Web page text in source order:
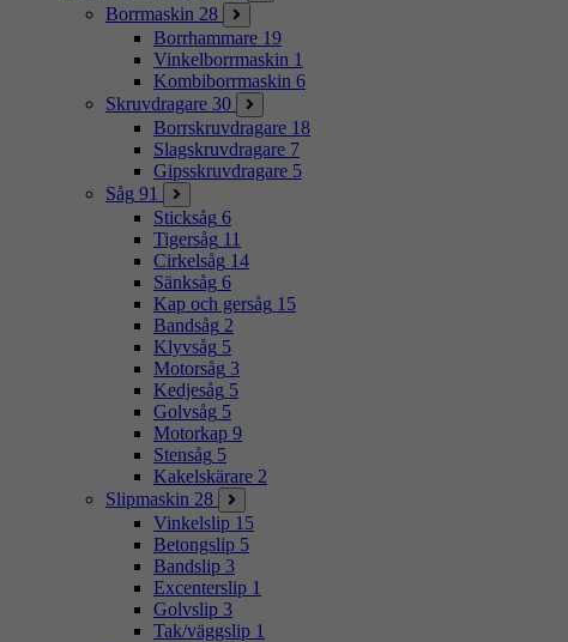
Borrmaskin 28
Borrhammare 19
Vinkelborrmaskin 1
Kombiborrmaskin 6
Skruvdragare 30
Borrskruvdragare 18
Slagskruvdragare 7
Gipsskruvdragare 5
Såg 91
Sticksåg 6
Tigersåg 11
Cirkelsåg 14
Sänksåg 6
Kap och gersåg 15
Bandsåg 2
Klyvsåg 5
Motorsåg 3
Kedjesåg 5
Golvsåg 5
Motorkap 9
Stensåg 5
Kakelskärare 2
Slipmaskin 28
Vinkelslip 15
Betongslip 5
Bandslip 3
Excenterslip 1
Golvslip 3
Tak/väggslip 1